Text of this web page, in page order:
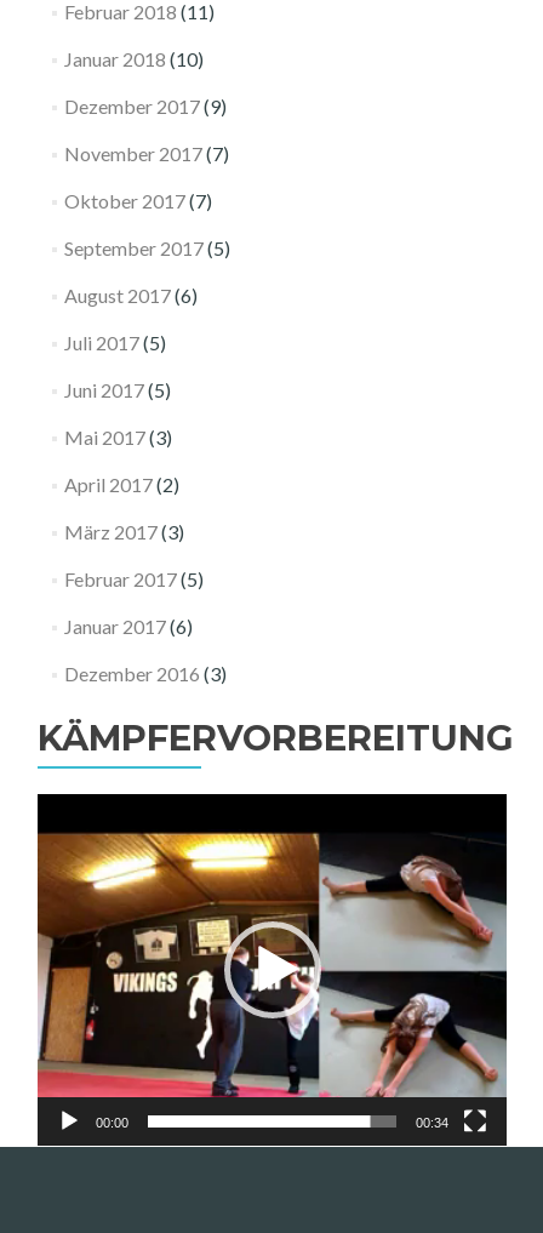
Februar 2018 (11)
Januar 2018 (10)
Dezember 2017(9)
November 2017(7)
Oktober 2017(7)
September 2017(5)
August 2017(6)
Juli 2017(5)
Juni 2017(5)
Mai 2017(3)
April 2017(2)
März 2017(3)
Februar 2017(5)
Januar 2017(6)
Dezember 2016 (3)
KÄMPFERVORBEREITUNG
Player
00:00 00:34